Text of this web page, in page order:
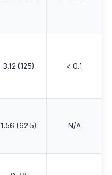
3.12 (125) < 0.1
1.56 (62.5) N/A